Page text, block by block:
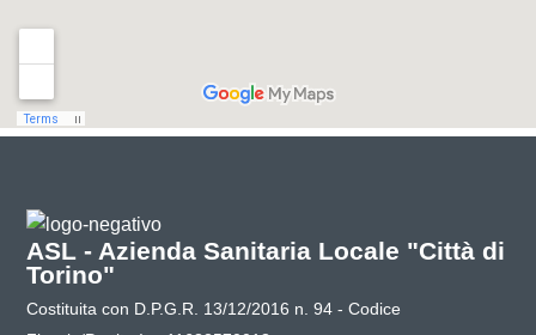
ASL - Azienda Sanitaria Locale "Città di
Torino"
Costituita con D.P.G.R. 13/12/2016 n. 94 - Codice